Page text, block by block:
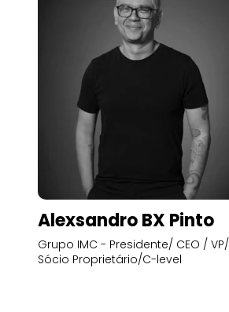
Alexsandro BX Pinto
Grupo IMC - Presidente/ CEO / VP/
Sócio Proprietário/C-level